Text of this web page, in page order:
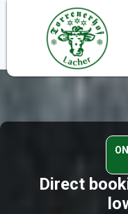
Direct